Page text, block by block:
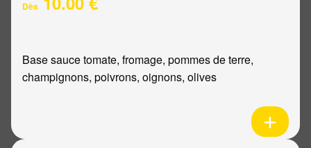
Dès
Base sauce tomate, fromage, pommes de terre,
champignons, poivrons, oignons, olives